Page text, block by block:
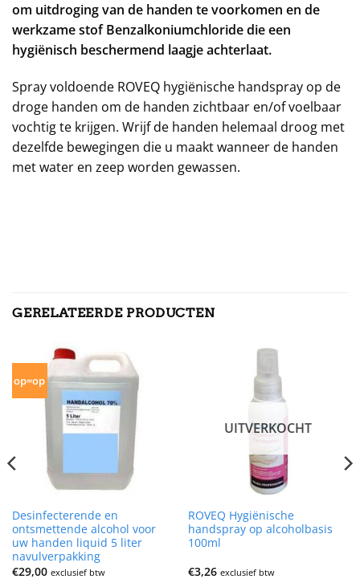
om uitdroging van de handen te voorkomen en de
werkzame stof Benzalkoniumchloridedie een
hygiënisch beschermend laagje achterlaat.
Spray voldoende ROVEQ hygiënische handspray op de
droge handen om de handen zichtbaar en/of voelbaar
vochtig te krijgen. Wrijf de handen helemaal droog met
dezelfde bewegingen die u maakt wanneer de handen
met water en zeep worden gewassen.
GERELATEERDE PRODUCTEN
op=op
Desinfecterende en
ontsmettende alcohol voor
uw handen liquid 5 liter
navulverpakking
€29,00 exclusief btw
UITVERKOCHT
ROVEQ Hygiënische
handspray op alcoholbasis
100ml
€3,26 exclusief btw